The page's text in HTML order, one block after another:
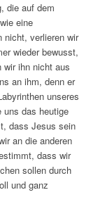
die auf dem
eine
nicht, verlieren wir
wieder bewusst,
wir ihn nicht aus
an ihm, denn er
unseres
uns das heutige
dass Jesus sein
an die anderen
dass wir
sollen durch
und ganz